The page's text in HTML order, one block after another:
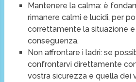
Mantenere la calma: è
rimanere calmi e lucidi, per
correttamente la situazione e
conseguenza.
Non affrontare i ladri: se
confrontarvi direttamente
vostra sicurezza e quella dei